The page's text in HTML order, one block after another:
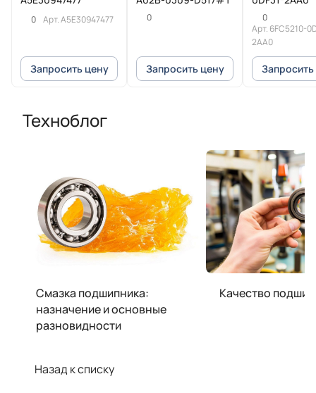
0 Арт.A5E30947477
Запросить цену
0
Запросить цену
0
Арт. 6FC5210-
2AA0
Техноблог
Смазка подшипника:
назначение и основные
разновидности
Качество
Назад к списку